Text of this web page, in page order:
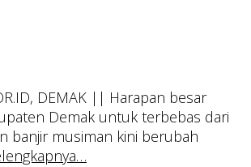
DEMAK || Harapan besar
Demak untuk terbebas dari
banjir musiman kini berubah